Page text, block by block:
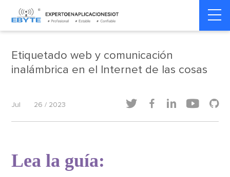
Home > Dinámica de la industria Dinámica de la industria
Etiquetado web y comunicación
inalámbrica en el Internet de las cosas
Jul 26 / 2023     
Lea la guía: